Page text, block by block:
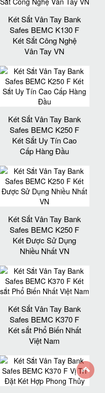
Két Sắt Vân Tay Bank
Safes BEMC K130 F
Két Sắt Công Nghệ
Vân Tay VN
Két Sắt Vân Tay Bank
Safes BEMC K250 F
Két Sắt Uy Tín Cao
Cấp Hàng Đầu
Két Sắt Vân Tay Bank
Safes BEMC K250 F
Két Được Sử Dụng
Nhiều Nhất VN
Két Sắt Vân Tay Bank
Safes BEMC K370 F
Két sắt Phổ Biến Nhất
Việt Nam
back